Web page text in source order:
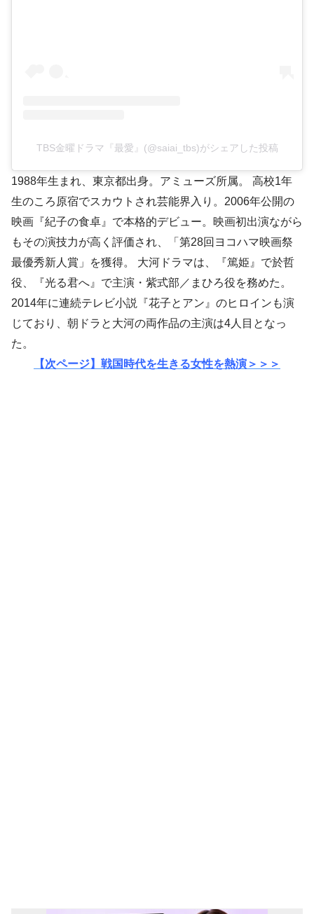
TBS金曜ドラマ『最愛』(@saiai_tbs)がシェアした投稿
1988年生まれ、東京都出身。アミューズ所属。 高校1年
生のころ原宿でスカウトされ芸能界入り。2006年公開の
映画『紀子の食卓』で本格的デビュー。映画初出演ながら
もその演技力が高く評価され、「第28回ヨコハマ映画祭
最優秀新人賞」を獲得。 大河ドラマは、『篤姫』で於哲
役、『光る君へ』で主演・紫式部／まひろ役を務めた。
2014年に連続テレビ小説『花子とアン』のヒロインも演
じており、朝ドラと大河の両作品の主演は4人目となっ
た。
【次ページ】戦国時代を生きる女性を熱演＞＞＞